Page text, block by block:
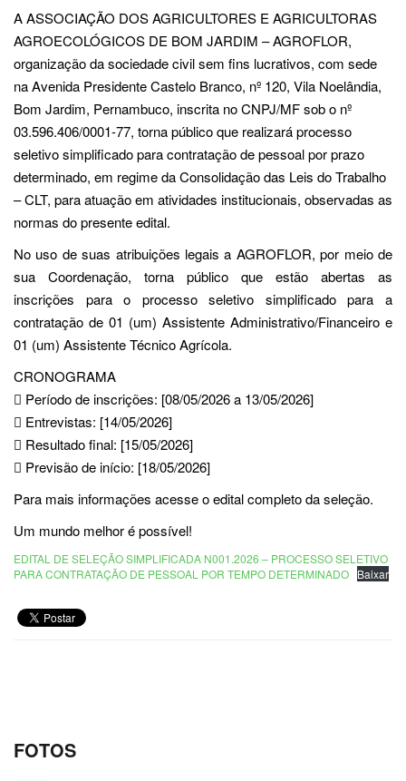
A ASSOCIAÇÃO DOS AGRICULTORES E AGRICULTORAS
AGROECOLÓGICOS DE BOM JARDIM – AGROFLOR,
organização da sociedade civil sem fins lucrativos, com sede
na Avenida Presidente Castelo Branco, nº 120, Vila Noelândia,
Bom Jardim, Pernambuco, inscrita no CNPJ/MF sob o nº
03.596.406/0001-77, torna público que realizará processo
seletivo simplificado para contratação de pessoal por prazo
determinado, em regime da Consolidação das Leis do Trabalho
– CLT, para atuação em atividades institucionais, observadas as
normas do presente edital.
No uso de suas atribuições legais a AGROFLOR, por meio de
sua Coordenação, torna público que estão abertas as
inscrições para o processo seletivo simplificado para a
contratação de 01 (um) Assistente Administrativo/Financeiro e
01 (um) Assistente Técnico Agrícola.
CRONOGRAMA
 Período de inscrições: [08/05/2026 a 13/05/2026]
 Entrevistas: [14/05/2026]
 Resultado final: [15/05/2026]
 Previsão de início: [18/05/2026]
Para mais informações acesse o edital completo da seleção.
Um mundo melhor é possível!
EDITAL DE SELEÇÃO SIMPLIFICADA N001.2026 – PROCESSO SELETIVO
PARA CONTRATAÇÃO DE PESSOAL POR TEMPO DETERMINADO Baixar
FOTOS